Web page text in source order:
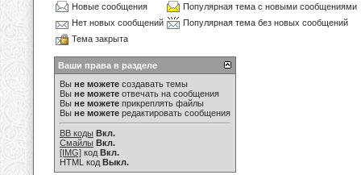
Новые сообщения
Популярная тема с новыми сообщениями
Нет новых сообщений
Популярная тема без новых сообщений
Тема закрыта
Ваши права в разделе
Вы не можете создавать темы
Вы не можете отвечать на сообщения
Вы не можете прикреплять файлы
Вы не можете редактировать сообщения
BB коды Вкл.
Смайлы Вкл.
[IMG] код Вкл.
HTML код Выкл.